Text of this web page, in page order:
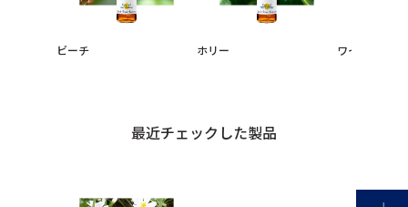
ビーチ ホリー ワイルドロー
最近チェックした製品